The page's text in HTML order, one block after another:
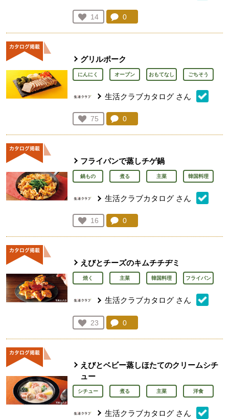
お気に入り登録：
14
人が登録
コメント：
0
グリルポーク
にんにく オーブン おもてなし ごちそう
生活クラブカタログ さん
お気に入り登録：
75
人が登録
コメント：
0
フライパンで蒸しチゲ鍋
鍋もの 煮る 主菜 韓国料理
生活クラブカタログ さん
お気に入り登録：
16
人が登録
コメント：
0
えびとチーズのキムチチヂミ
焼く 主菜 韓国料理 フライパン
生活クラブカタログ さん
お気に入り登録：
23
人が登録
コメント：
0
えびとベビー蒸しほたてのクリームシチ
ュー
シチュー 煮る 主菜 洋食
生活クラブカタログ さん